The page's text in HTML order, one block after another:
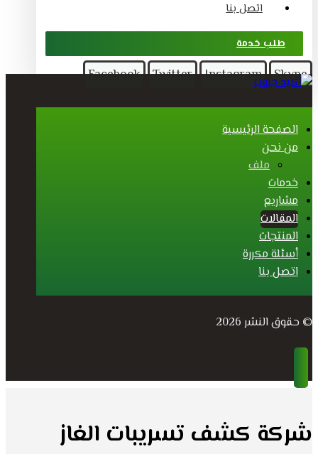
اتصل بنا
طلب خدمة
Facebook Twitter Instagram Skype
الصفحة الرئيسية
من نحن
ملف
خدمات
مشاريع
المقالات
المنتجات
أسئلة مكررة
اتصل بنا
© حقوق النشر 2026
شركة كشف تسريبات الغاز